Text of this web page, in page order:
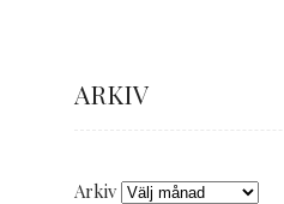
ARKIV
Arkiv